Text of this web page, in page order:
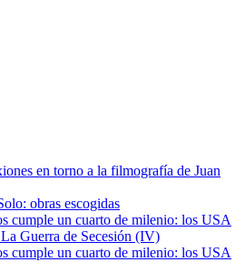
en torno a la filmografía de Juan
obras escogidas
cumple un cuarto de milenio: los USA
Guerra de Secesión (IV)
cumple un cuarto de milenio: los USA